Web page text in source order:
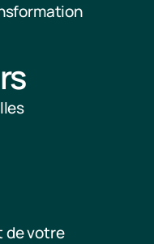
de votre